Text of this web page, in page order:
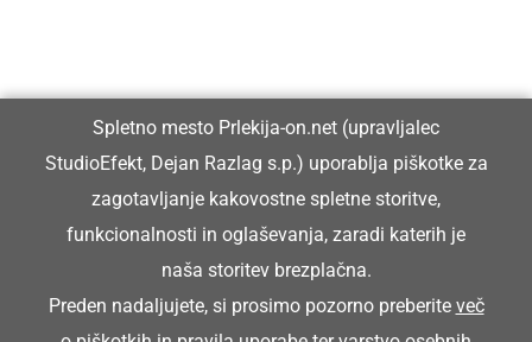
Glavni in odgovorni urednik:
Dejan Razlag
info@prlekija-on.net
Spletno mesto Prlekija-on.net (upravljalec
StudioEfekt, Dejan Razlag s.p.) uporablja piškotke za
zagotavljanje kakovostne spletne storitve,
funkcionalnosti in oglaševanja, zaradi katerih je
naša storitev brezplačna.
Preden nadaljujete, si prosimo pozorno preberite več